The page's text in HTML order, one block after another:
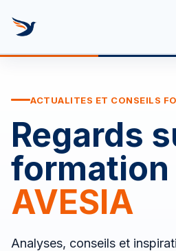
ACTUALITES ET CONSEILS
Regards
formation
AVESIA
Analyses, conseils et